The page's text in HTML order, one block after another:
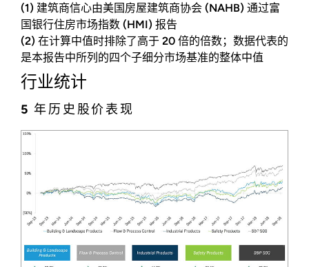
(1) 建筑商信心由美国房屋建筑商协会 (NAHB) 通过富
国银行住房市场指数 (HMI) 报告
(2) 在计算中值时排除了高于 20 倍的倍数；数据代表的
是本报告中所列的四个子细分市场基准的整体中值
行业统计
5 年历史股价表现